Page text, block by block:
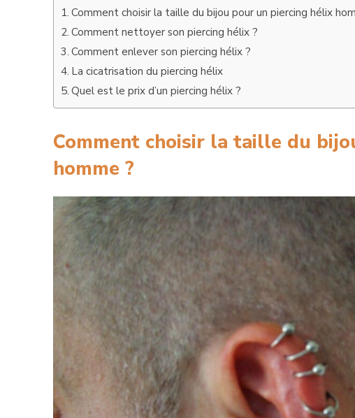
Comment choisir la taille du bijou pour un piercing hélix
Comment nettoyer son piercing hélix ?
Comment enlever son piercing hélix ?
La cicatrisation du piercing hélix
Quel est le prix d’un piercing hélix ?
Comment choisir la taille du
homme ?